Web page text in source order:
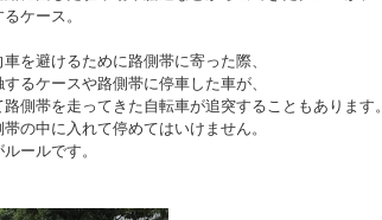
ケース。
を避けるために路側帯に寄った際、
るケースや路側帯に停車した車が、
側帯を走ってきた自転車が追突することもあります。
の中に入れて停めてはいけません。
ールです。